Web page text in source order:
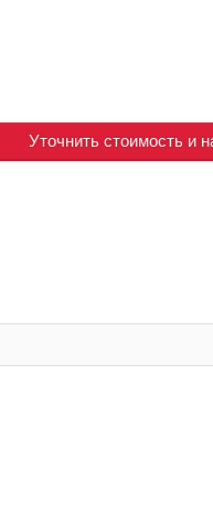
Уточнить стоимость и